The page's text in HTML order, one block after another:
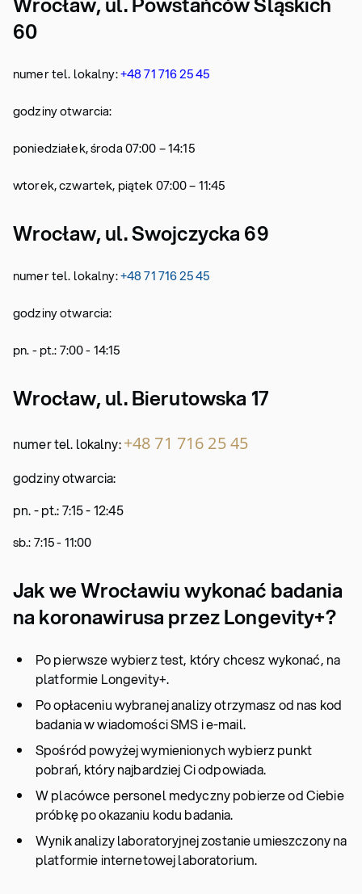
60
numer tel. lokalny:+48 71 716 25 45
godziny otwarcia:
poniedziałek, środa 07:00 – 14:15
wtorek, czwartek, piątek 07:00 – 11:45
Wrocław, ul. Swojczycka 69
numer tel. lokalny:+48 71 716 25 45
godziny otwarcia:
pn. - pt.: 7:00 - 14:15
Wrocław, ul. Bierutowska 17
numer tel. lokalny:+48 71 716 25 45
godziny otwarcia:
pn. - pt.: 7:15 - 12:45
sb.: 7:15 - 11:00
Jak we Wrocławiu wykonać badania
na koronawirusa przez Longevity+?
Po pierwsze wybierz test, który chcesz wykonać, na
platformie Longevity+.
Po opłaceniu wybranej analizy otrzymasz od nas kod
badania w wiadomości SMS i e-mail.
Spośród powyżej wymienionych wybierz punkt
pobrań, który najbardziej Ci odpowiada.
W placówce personel medyczny pobierze od Ciebie
próbkę po okazaniu kodu badania.
Wynik analizy laboratoryjnej zostanie umieszczony na
platformie internetowej laboratorium.